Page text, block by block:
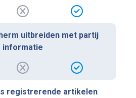
uitbreiden met partij
informatie
registrerende artikelen